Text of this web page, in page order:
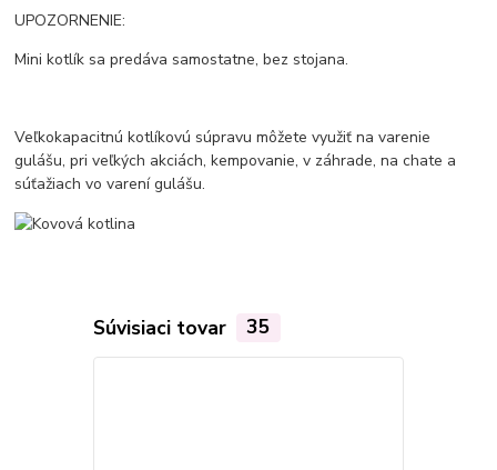
UPOZORNENIE:
Mini kotlík sa predáva samostatne, bez stojana.
Veľkokapacitnú kotlíkovú súpravu môžete využiť na varenie
gulášu, pri veľkých akciách, kempovanie, v záhrade, na chate a
súťažiach vo varení gulášu.
Súvisiaci tovar 35